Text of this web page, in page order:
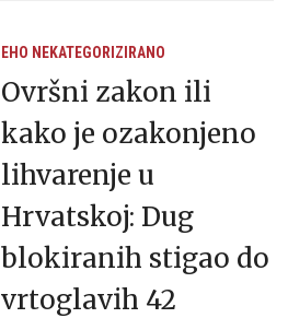
EHO NEKATEGORIZIRANO
Ovršni zakon ili
kako je ozakonjeno
lihvarenje u
Hrvatskoj: Dug
blokiranih stigao do
vrtoglavih 42